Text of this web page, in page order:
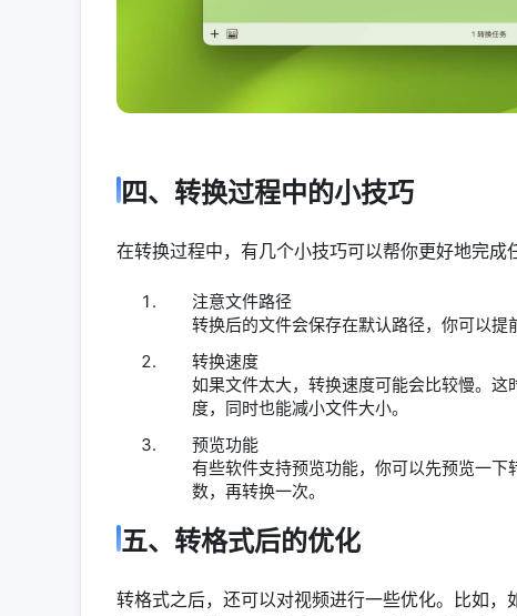
四、转换过程中的小技巧
在转换过程中，有几个小技巧可以帮你更好地完成
注意文件路径
转换后的文件会保存在默认路径，你可以提
转换速度
如果文件太大，转换速度可能会比较慢。
度，同时也能减小文件大小。
预览功能
有些软件支持预览功能，你可以先预览一
数，再转换一次。
五、转格式后的优化
转格式之后，还可以对视频进行一些优化。比如